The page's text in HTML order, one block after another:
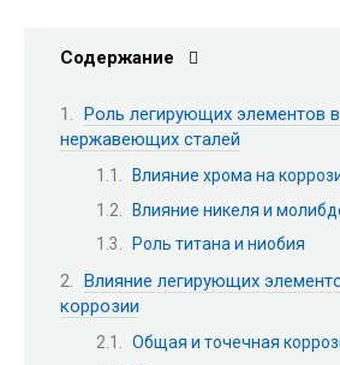
Содержание
Роль легирующих элементов в
нержавеющих сталей
Влияние хрома на
Влияние никеля и
Роль титана и ниобия
Влияние легирующих
коррозии
Общая и точечная